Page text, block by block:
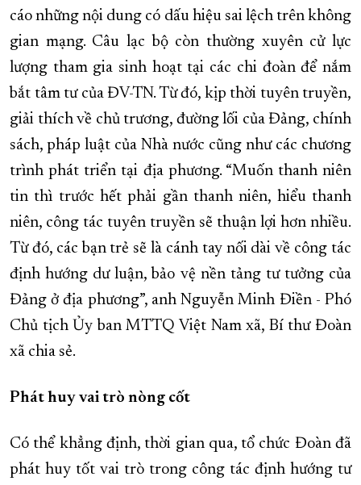
cáo những nội dung có dấu hiệu sai lệch trên không
gian mạng. Câu lạc bộ còn thường xuyên cử lực
lượng tham gia sinh hoạt tại các chi đoàn để nắm
bắt tâm tư của ĐV-TN. Từ đó, kịp thời tuyên truyền,
giải thích về chủ trương, đường lối của Đảng, chính
sách, pháp luật của Nhà nước cũng như các chương
trình phát triển tại địa phương. “Muốn thanh niên
tin thì trước hết phải gần thanh niên, hiểu thanh
niên, công tác tuyên truyền sẽ thuận lợi hơn nhiều.
Từ đó, các bạn trẻ sẽ là cánh tay nối dài về công tác
định hướng dư luận, bảo vệ nền tảng tư tưởng của
Đảng ở địa phương”, anh Nguyễn Minh Điền - Phó
Chủ tịch Ủy ban MTTQ Việt Nam xã, Bí thư Đoàn
xã chia sẻ.
Phát huy vai trò nòng cốt
Có thể khẳng định, thời gian qua, tổ chức Đoàn đã
phát huy tốt vai trò trong công tác định hướng tư